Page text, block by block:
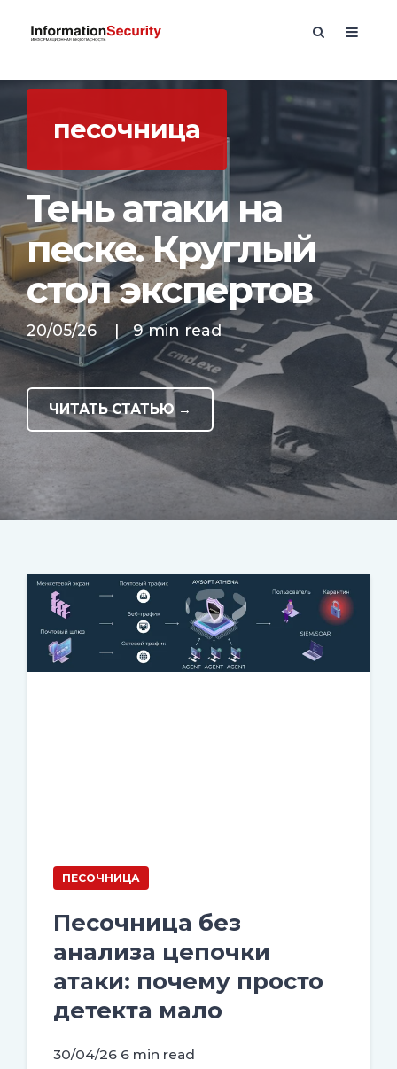
песочница
Тень атаки на
песке. Круглый
стол экспертов
20/05/26 9 min read
ЧИТАТЬ СТАТЬЮ →
ПЕСОЧНИЦА
Песочница без
анализа цепочки
атаки: почему просто
детекта мало
30/04/26 6 min read